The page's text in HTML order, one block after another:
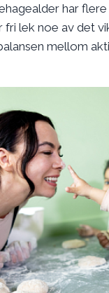
har
fri lek noe av det
mellom
når de leker, og